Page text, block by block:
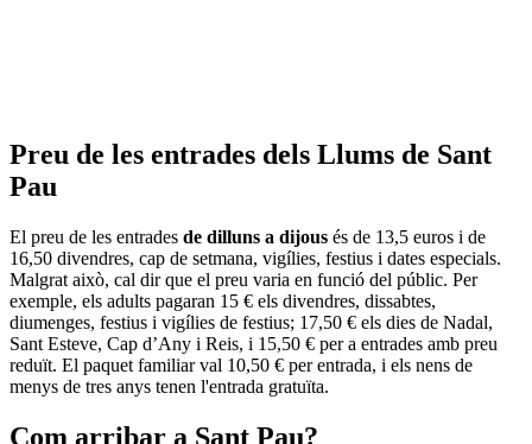
Preu de les entrades dels Llums de Sant
Pau
El preu de les entrades de dilluns a dijous és de 13,5 euros i de
16,50 divendres, cap de setmana, vigílies, festius i dates especials.
Malgrat això, cal dir que el preu varia en funció del públic. Per
exemple, els adults pagaran 15 € els divendres, dissabtes,
diumenges, festius i vigílies de festius; 17,50 € els dies de Nadal,
Sant Esteve, Cap d’Any i Reis, i 15,50 € per a entrades amb preu
reduït. El paquet familiar val 10,50 € per entrada, i els nens de
menys de tres anys tenen l'entrada gratuïta.
Com arribar a Sant Pau?